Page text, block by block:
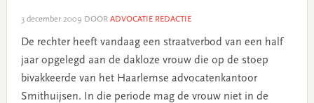
3 december 2009 DOOR ADVOCATIE REDACTIE
De rechter heeft vandaag een straatverbod van een half
jaar opgelegd aan de dakloze vrouw die op de stoep
bivakkeerde van het Haarlemse advocatenkantoor
Smithuijsen. In die periode mag de vrouw niet in de